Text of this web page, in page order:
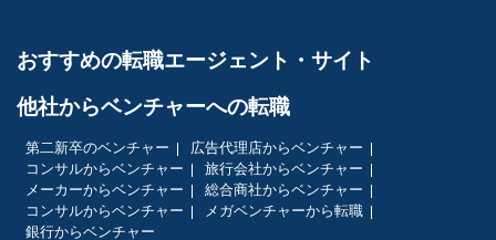
おすすめの転職エージェント・サイト
他社からベンチャーへの転職
第二新卒のベンチャー
広告代理店からベンチャー
コンサルからベンチャー
旅行会社からベンチャー
メーカーからベンチャー
総合商社からベンチャー
コンサルからベンチャー
メガベンチャーから転職
銀行からベンチャー